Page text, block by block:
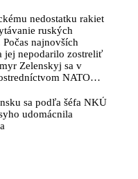
nedostatku rakiet
ruských
najnovších
jej nepodarilo zostreliť
Zelenskyj sa v
NATO
sa podľa šéfa NKÚ
udomácnila